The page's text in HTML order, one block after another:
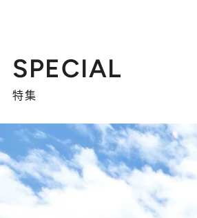
SPECIAL
特集